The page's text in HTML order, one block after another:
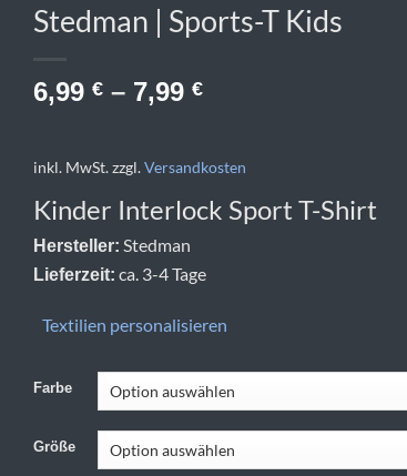
Stedman | Sports-T Kids
6,99 € – 7,99 €
inkl. MwSt.zzgl.Versandkosten
Kinder Interlock Sport T-Shirt
Hersteller: Stedman
Lieferzeit: ca. 3-4 Tage
Textilien personalisieren
Farbe
Größe